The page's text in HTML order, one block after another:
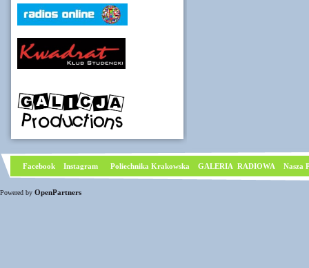
Facebook Instagram Poliechnika Krakowska GALERIA RADIOWA Nasza
Powered by OpenPartners